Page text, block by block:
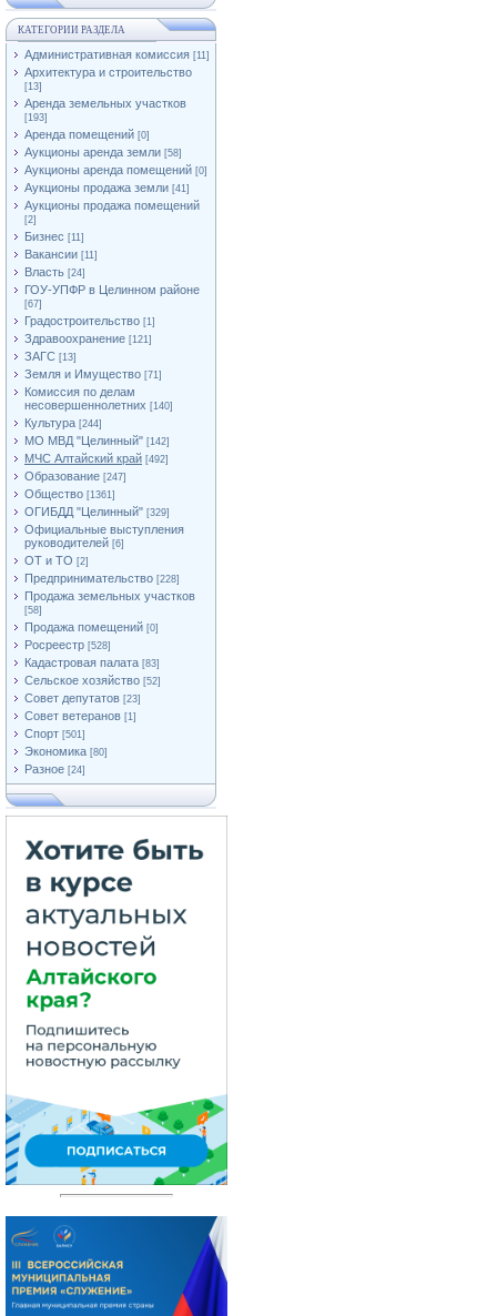
КАТЕГОРИИ РАЗДЕЛА
Административная комиссия [11]
Архитектура и строительство
[13]
Аренда земельных участков
[193]
Аренда помещений [0]
Аукционы аренда земли [58]
Аукционы аренда помещений [0]
Аукционы продажа земли [41]
Аукционы продажа помещений
[2]
Бизнес [11]
Вакансии [11]
Власть [24]
ГОУ-УПФР в Целинном районе
[67]
Градостроительство [1]
Здравоохранение [121]
ЗАГС [13]
Земля и Имущество [71]
Комиссия по делам
несовершеннолетних [140]
Культура [244]
МО МВД "Целинный" [142]
МЧС Алтайский край [492]
Образование [247]
Общество [1361]
ОГИБДД "Целинный" [329]
Официальные выступления
руководителей [6]
ОТ и ТО [2]
Предпринимательство [228]
Продажа земельных участков
[58]
Продажа помещений [0]
Росреестр [528]
Кадастровая палата [83]
Сельское хозяйство [52]
Совет депутатов [23]
Совет ветеранов [1]
Спорт [501]
Экономика [80]
Разное [24]